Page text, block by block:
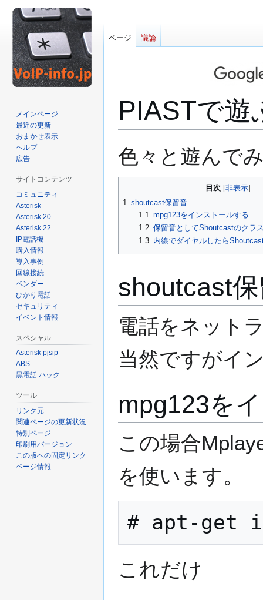
PIASTで遊
ナ
ビ
シ
検
索
動
色々と遊んで
目次
1 shoutcast保留音
1.1 mpg123をインストールする
1.2 保留音としてShoutcastのクラ
1.3 内線でダイヤルしたら
shoutcast
電話をネット
当然ですがイ
mpg123を
この場合
を使います。
これだけ
ページ 議論
メインページ
最近の更新
おまかせ表示
ヘルプ
広告
サイトコンテンツ
コミュニティ
Asterisk
Asterisk 20
Asterisk 22
IP電話機
購入情報
導入事例
回線接続
ベンダー
ひかり電話
セキュリティ
イベント情報
スペシャル
Asterisk pjsip
ABS
黒電話 ハック
ツール
リンク元
関連ページの更新状況
特別ページ
印刷用バージョン
この版への固定リンク
ページ情報